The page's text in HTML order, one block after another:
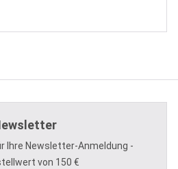
Ihre Newsletter-Anmeldung -
von 150 €